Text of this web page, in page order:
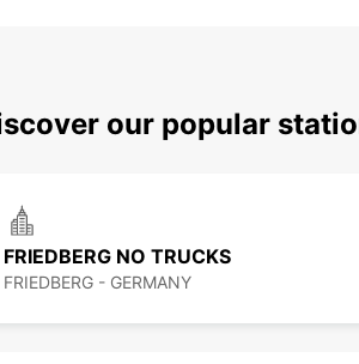
our popular
FRIEDBERG NO TRUCKS
FRIEDBERG - GERMANY